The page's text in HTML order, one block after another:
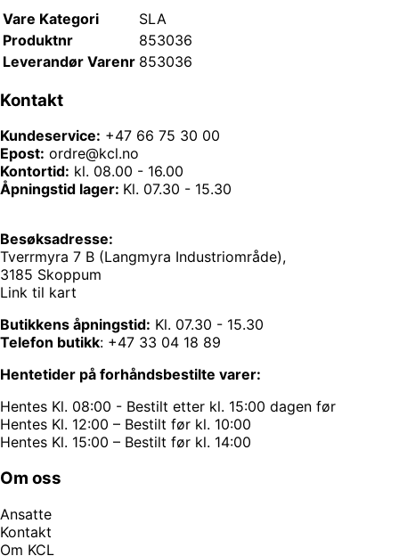
Vare Kategori
SLA
Produktnr
853036
Leverandør Varenr 853036
Kontakt
Kundeservice: +47 66 75 30 00
Epost: ordre@kcl.no
Kontortid: kl. 08.00 - 16.00
Åpningstid lager: Kl. 07.30 - 15.30
Besøksadresse:
Tverrmyra 7 B (Langmyra Industriområde),
3185 Skoppum
Link til kart
Butikkens åpningstid: Kl. 07.30 - 15.30
Telefon butikk: +47 33 04 18 89
Hentetider på forhåndsbestilte varer:
Hentes Kl. 08:00 - Bestilt etter kl. 15:00 dagen før
Hentes Kl. 12:00 – Bestilt før kl. 10:00
Hentes Kl. 15:00 – Bestilt før kl. 14:00
Om oss
Ansatte
Kontakt
Om KCL